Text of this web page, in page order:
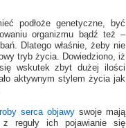
podłoże genetyczne, być
organizmu bądź też –
Dlatego właśnie, żeby nie
tryb życia. Dowiedziono, iż
wskutek zbyt dużej ilości
aktywnym stylem życia jak
serca objawy swoje mają
z reguły ich pojawianie się